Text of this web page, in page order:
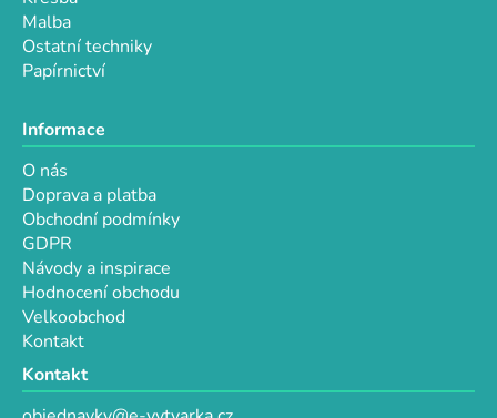
Malba
Ostatní techniky
Papírnictví
Informace
O nás
Doprava a platba
Obchodní podmínky
GDPR
Návody a inspirace
Hodnocení obchodu
Velkoobchod
Kontakt
Kontakt